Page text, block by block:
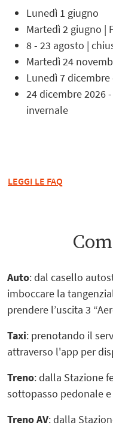
Lunedì 1 giugno
Martedì 2 giugno |
8 - 23 agosto |
Martedì 24
Lunedì 7
24 dicembre 2026
invernale
LEGGI LE FAQ
Auto: dal casello
imboccare la
prendere l’uscita 3
Taxi: prenotando il
attraverso l'app per
Treno: dalla Stazione
sottopasso pedonale e
Treno AV: dalla